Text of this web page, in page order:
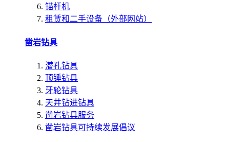
锚杆机
租赁和二手设备（外部网站）
凿岩钻具
潜孔钻具
顶锤钻具
牙轮钻具
天井钻进钻具
凿岩钻具服务
凿岩钻具可持续发展倡议